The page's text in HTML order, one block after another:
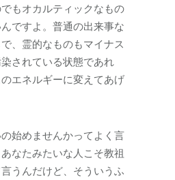
もオカルティックなもの
ですよ。普通の出来事な
、霊的なものもマイナス
されている状態であれ
エネルギーに変えてあげ
始めませんかってよく言
なたみたいな人こそ教祖
うんだけど、そういうふ